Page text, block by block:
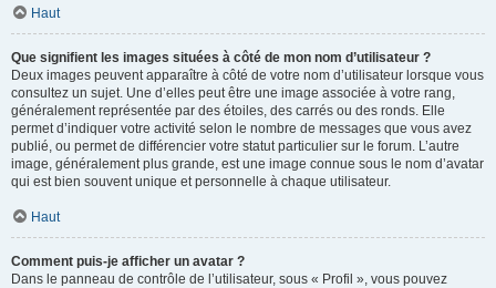
Haut
Que signifient les images situées à côté de mon nom d’utilisateur ?
Deux images peuvent apparaître à côté de votre nom d’utilisateur lorsque vous
consultez un sujet. Une d’elles peut être une image associée à votre rang,
généralement représentée par des étoiles, des carrés ou des ronds. Elle
permet d’indiquer votre activité selon le nombre de messages que vous avez
publié, ou permet de différencier votre statut particulier sur le forum. L’autre
image, généralement plus grande, est une image connue sous le nom d’avatar
qui est bien souvent unique et personnelle à chaque utilisateur.
Haut
Comment puis-je afficher un avatar ?
Dans le panneau de contrôle de l’utilisateur, sous « Profil », vous pouvez